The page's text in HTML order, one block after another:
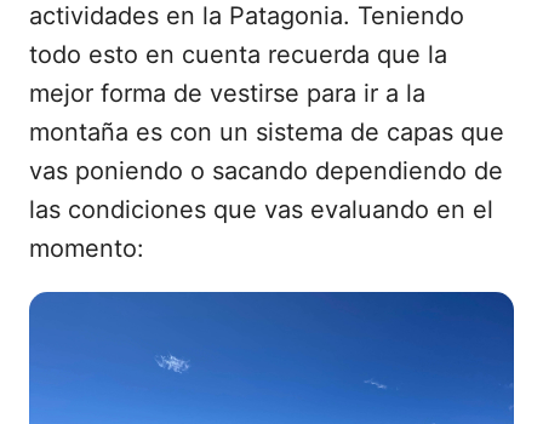
actividades en la Patagonia. Teniendo
todo esto en cuenta recuerda que la
mejor forma de vestirse para ir a la
montaña es con un sistema de capas que
vas poniendo o sacando dependiendo de
las condiciones que vas evaluando en el
momento: